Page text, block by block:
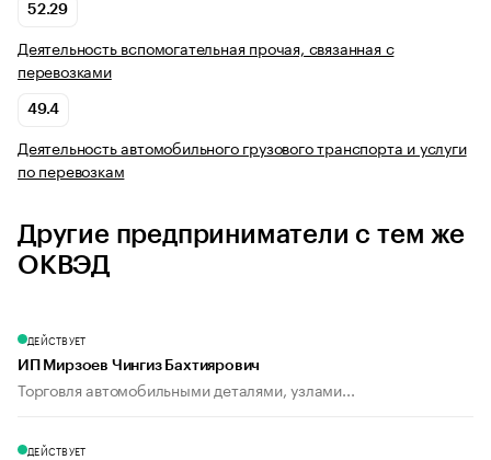
52.29
Деятельность вспомогательная прочая, связанная с
перевозками
49.4
Деятельность автомобильного грузового транспорта и услуги
по перевозкам
Другие предприниматели с тем же
ОКВЭД
ДЕЙСТВУЕТ
ИП Мирзоев Чингиз Бахтиярович
Торговля автомобильными деталями, узлами...
ДЕЙСТВУЕТ